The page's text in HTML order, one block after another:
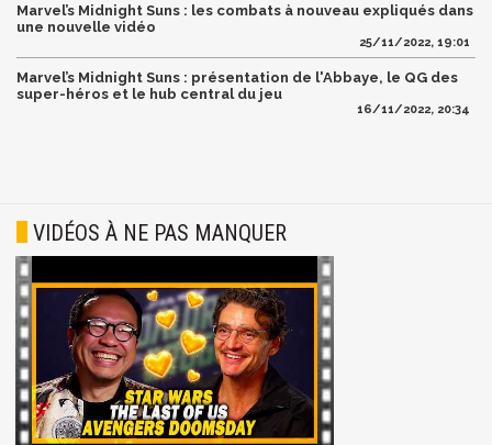
Marvel’s Midnight Suns : les combats à nouveau expliqués dans
une nouvelle vidéo
25/11/2022, 19:01
Marvel’s Midnight Suns : présentation de l'Abbaye, le QG des
super-héros et le hub central du jeu
16/11/2022, 20:34
VIDÉOS À NE PAS MANQUER